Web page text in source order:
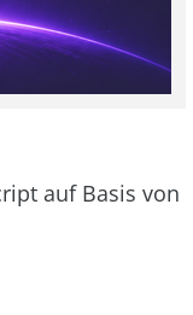
auf Basis von